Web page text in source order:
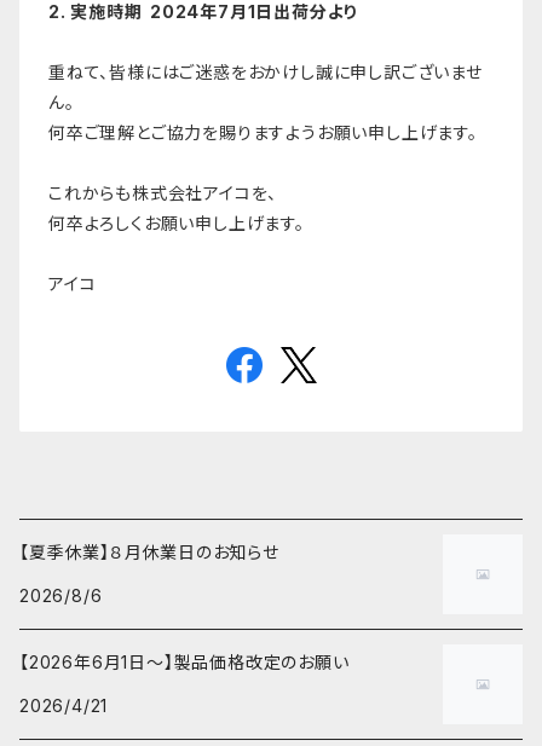
2. 実施時期 2024年7月1日出荷分より
重ねて、皆様にはご迷惑をおかけし誠に申し訳ございませ
ん。
何卒ご理解とご協力を賜りますようお願い申し上げます。
これからも株式会社アイコを、
何卒よろしくお願い申し上げます。
アイコ
【夏季休業】８月休業日のお知らせ
2026/8/6
【2026年6月1日～】製品価格改定のお願い
2026/4/21